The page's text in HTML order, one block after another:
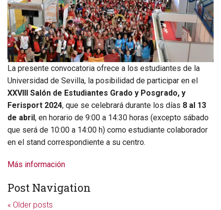
La presente convocatoria ofrece a los estudiantes de la
Universidad de Sevilla, la posibilidad de participar en el
XXVIII Salón de Estudiantes Grado y Posgrado, y
Ferisport 2024, que se celebrará durante los días 8 al 13
de abril, en horario de 9:00 a 14:30 horas (excepto sábado
que será de 10:00 a 14:00 h) como estudiante colaborador
en el stand correspondiente a su centro.
Más información
Post Navigation
« Older posts